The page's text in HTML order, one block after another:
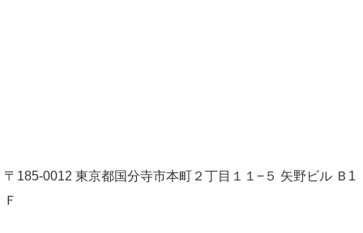
〒185-0012 東京都国分寺市本町２丁目１１−５ 矢野ビル Ｂ1
Ｆ